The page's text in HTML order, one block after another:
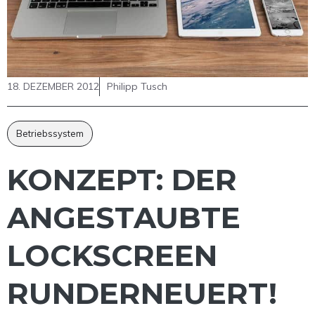
18. DEZEMBER 2012 Philipp Tusch
Betriebssystem
KONZEPT: DER
ANGESTAUBTE
LOCKSCREEN
RUNDERNEUERT!